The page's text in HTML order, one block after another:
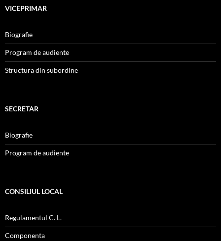
VICEPRIMAR
Biografie
Program de audiente
Structura din subordine
SECRETAR
Biografie
Program de audiente
CONSILIUL LOCAL
Regulamentul C. L.
Componenta